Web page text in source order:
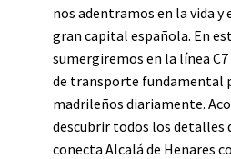
nos adentramos en la vida y
gran capital española. En
sumergiremos en la línea
de transporte fundamental
madrileños diariamente.
descubrir todos los detalles
conecta Alcalá de Henares